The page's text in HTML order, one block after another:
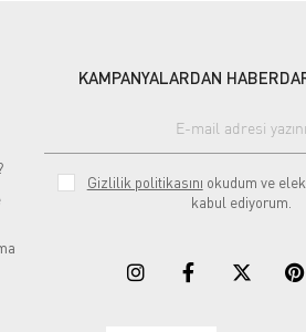
KAMPANYALARDAN
Gizlilik politikasını okudum ve
kabul ediyorum.